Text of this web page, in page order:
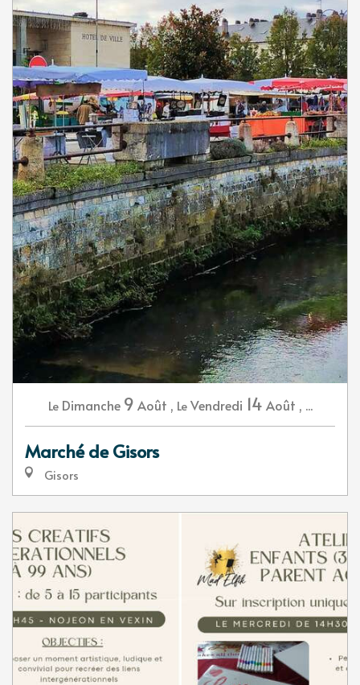
Le Dimanche 9 Août , Le Vendredi 14 Août , ...
Marché de Gisors
Gisors